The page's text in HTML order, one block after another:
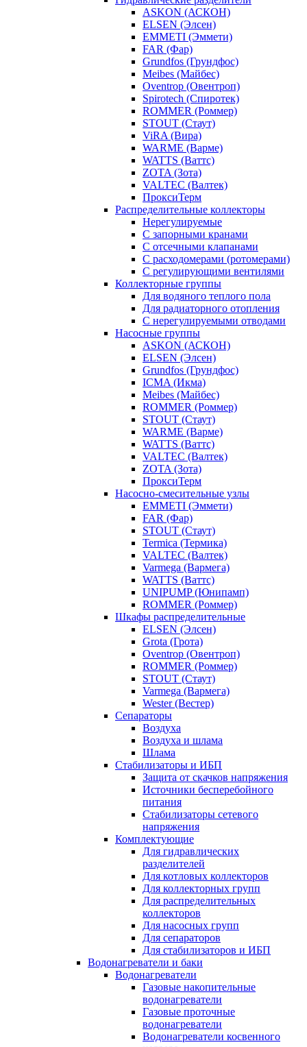
ASKON (АСКОН)
ELSEN (Элсен)
EMMETI (Эммети)
FAR (Фар)
Grundfos (Грундфос)
Meibes (Майбес)
Oventrop (Овентроп)
Spirotech (Спиротек)
ROMMER (Роммер)
STOUT (Стаут)
ViRA (Вира)
WARME (Варме)
WATTS (Ваттс)
ZOTA (Зота)
VALTEC (Валтек)
ПроксиТерм
Распределительные коллекторы
Нерегулируемые
С запорными кранами
С отсечными клапанами
С расходомерами (ротомерами)
С регулирующими вентилями
Коллекторные группы
Для водяного теплого пола
Для радиаторного отопления
С нерегулируемыми отводами
Насосные группы
ASKON (АСКОН)
ELSEN (Элсен)
Grundfos (Грундфос)
ICMA (Икма)
Meibes (Майбес)
ROMMER (Роммер)
STOUT (Стаут)
WARME (Варме)
WATTS (Ваттс)
VALTEC (Валтек)
ZOTA (Зота)
ПроксиТерм
Насосно-смесительные узлы
EMMETI (Эммети)
FAR (Фар)
STOUT (Стаут)
Termica (Термика)
VALTEC (Валтек)
Varmega (Вармега)
WATTS (Ваттс)
UNIPUMP (Юнипамп)
ROMMER (Роммер)
Шкафы распределительные
ELSEN (Элсен)
Grota (Грота)
Oventrop (Овентроп)
ROMMER (Роммер)
STOUT (Стаут)
Varmega (Вармега)
Wester (Вестер)
Сепараторы
Воздуха
Воздуха и шлама
Шлама
Стабилизаторы и ИБП
Защита от скачков напряжения
Источники бесперебойного
питания
Стабилизаторы сетевого
напряжения
Комплектующие
Для гидравлических
разделителей
Для котловых коллекторов
Для коллекторных групп
Для распределительных
коллекторов
Для насосных групп
Для сепараторов
Для стабилизаторов и ИБП
Водонагреватели и баки
Водонагреватели
Газовые накопительные
водонагреватели
Газовые проточные
водонагреватели
Водонагреватели косвенного